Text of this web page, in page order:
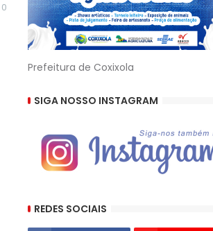
0
Prefeitura de Coxixola
SIGA NOSSO INSTAGRAM
REDES SOCIAIS